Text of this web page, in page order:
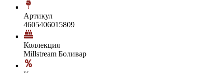
Артикул
4605406015809
Коллекция
Millstream Боливар